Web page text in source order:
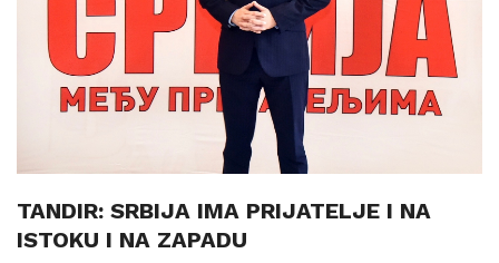
TANDIR: SRBIJA IMA PRIJATELJE I NA
ISTOKU I NA ZAPADU